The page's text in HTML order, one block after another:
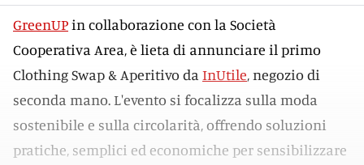
GreenUPin collaborazione con la Società
Cooperativa Area, è lieta di annunciare il primo
Clothing Swap & Aperitivo da InUtile, negozio di
seconda mano. L'evento si focalizza sulla moda
sostenibile e sulla circolarità, offrendo soluzioni
pratiche, semplici ed economiche per sensibilizzare